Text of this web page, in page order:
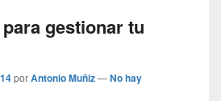
gestionar tu
porAntonio Muñiz—No hay